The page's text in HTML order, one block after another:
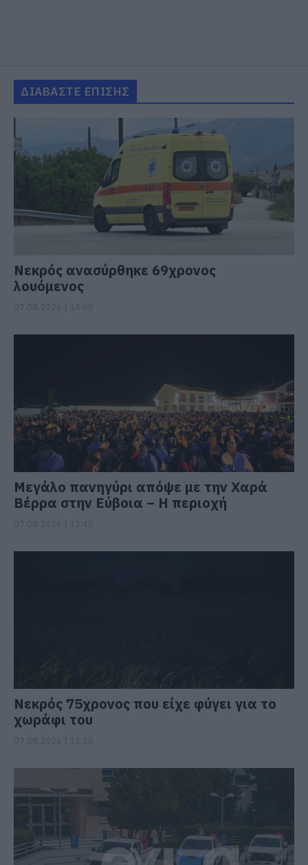
ΔΙΑΒΑΣΤΕ ΕΠΙΣΗΣ
Νεκρός ανασύρθηκε 69χρονος
λουόμενος
Μεγάλο πανηγύρι απόψε με την Χαρά
Βέρρα στην Εύβοια – Η περιοχή
Νεκρός 75χρονος που είχε φύγει για το
χωράφι του